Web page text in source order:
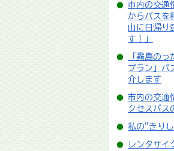
市内の交通
からバスを
山に日帰り
す！」
「霧島のっ
プラン」バ
介します
市内の交通
クセスバス
私の"きり
レンタサイ